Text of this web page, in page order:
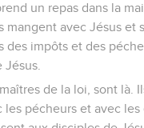
un repas dans la
mangent avec Jésus et
des impôts et des
Jésus.
de la loi, sont là.
les pécheurs et avec